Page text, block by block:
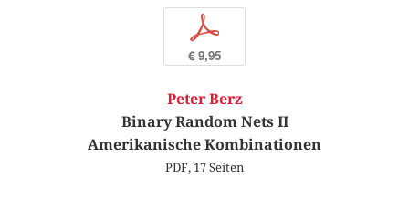
p
€ 9,95
Peter Berz
Binary Random Nets II
Amerikanische Kombinationen
PDF, 17 Seiten